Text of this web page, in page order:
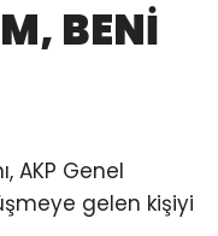
BENİ
AKP Genel
gelen kişiyi